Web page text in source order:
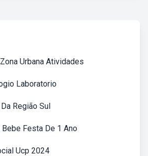
Urbana Atividades
Laboratorio
Região Sul
Festa De 1 Ano
Ucp 2024